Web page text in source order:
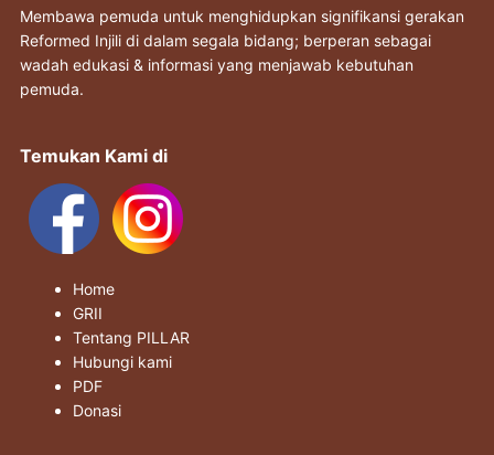
Membawa pemuda untuk menghidupkan signifikansi gerakan
Reformed Injili di dalam segala bidang; berperan sebagai
wadah edukasi & informasi yang menjawab kebutuhan
pemuda.
Temukan Kami di
Home
GRII
Tentang PILLAR
Hubungi kami
PDF
Donasi